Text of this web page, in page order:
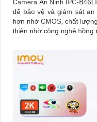
Camera An Ninh IPC-
để bảo vệ và giám sát an ninh. Với hình tươi và
hơn nhờ CMOS, chất
thiện nhờ công nghệ hồng